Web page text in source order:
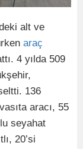
alt ve
araç
4 yılda 509
136
aracı, 55
seyahat
20’si